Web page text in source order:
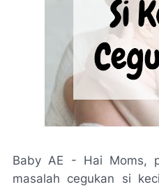
Baby AE - Hai Moms,
masalah cegukan si